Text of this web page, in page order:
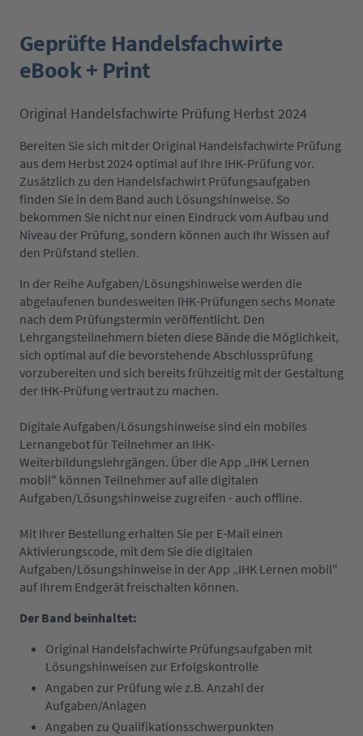
Geprüfte Handelsfachwirte
eBook + Print
Original Handelsfachwirte Prüfung Herbst 2024
Bereiten Sie sich mit der Original Handelsfachwirte Prüfung
aus dem Herbst 2024 optimal auf Ihre IHK-Prüfung vor.
Zusätzlich zu den Handelsfachwirt Prüfungsaufgaben
finden Sie in dem Band auch Lösungshinweise. So
bekommen Sie nicht nur einen Eindruck vom Aufbau und
Niveau der Prüfung, sondern können auch Ihr Wissen auf
den Prüfstand stellen.
In der Reihe Aufgaben/Lösungshinweise werden die
abgelaufenen bundesweiten IHK-Prüfungen sechs Monate
nach dem Prüfungstermin veröffentlicht. Den
Lehrgangsteilnehmern bieten diese Bände die Möglichkeit,
sich optimal auf die bevorstehende Abschlussprüfung
vorzubereiten und sich bereits frühzeitig mit der Gestaltung
der IHK-Prüfung vertraut zu machen.
Digitale Aufgaben/Lösungshinweise sind ein mobiles
Lernangebot für Teilnehmer an IHK-
Weiterbildungslehrgängen. Über die App „IHK Lernen
mobil" können Teilnehmer auf alle digitalen
Aufgaben/Lösungshinweise zugreifen - auch offline.
Mit Ihrer Bestellung erhalten Sie per E-Mail einen
Aktivierungscode, mit dem Sie die digitalen
Aufgaben/Lösungshinweise in der App „IHK Lernen mobil"
auf Ihrem Endgerät freischalten können.
Der Band beinhaltet:
Original Handelsfachwirte Prüfungsaufgaben mit
Lösungshinweisen zur Erfolgskontrolle
Angaben zur Prüfung wie z.B. Anzahl der
Aufgaben/Anlagen
Angaben zu Qualifikationsschwerpunkten